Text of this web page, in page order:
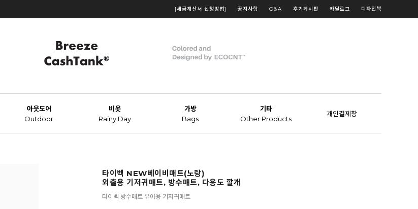
[세금계산서 신청방법] 공지사항 Q&A 후기게시판 카달로그 디자인북
아웃도어
Outdoor
비옷
Rainy Day
가방
Bags
기타
Other Products
개인결제창
타이벡 NEW베이비매트(노랑)
외출용 기저귀매트, 방수매트, 다용도 깔개
타이벡 방수매트 유아용 기저귀매트